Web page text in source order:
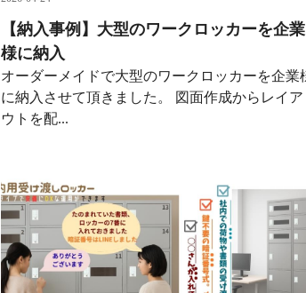
【納入事例】大型のワークロッカーを企業
様に納入
オーダーメイドで大型のワークロッカーを企業
に納入させて頂きました。 図面作成からレイア
ウトを配...